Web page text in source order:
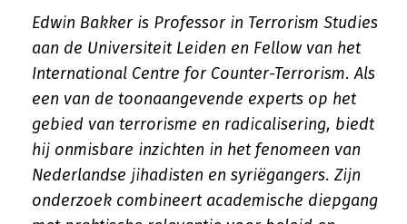
Edwin Bakker is Professor in Terrorism Studies
aan de Universiteit Leiden en Fellow van het
International Centre for Counter-Terrorism. Als
een van de toonaangevende experts op het
gebied van terrorisme en radicalisering, biedt
hij onmisbare inzichten in het fenomeen van
Nederlandse jihadisten en syriëgangers. Zijn
onderzoek combineert academische diepgang